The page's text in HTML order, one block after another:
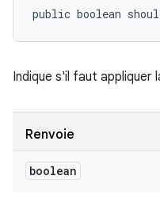
public boolean
Indique s'il faut
Renvoie
boolean